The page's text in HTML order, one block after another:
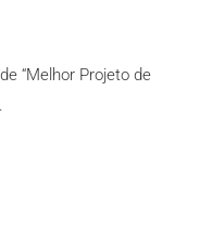
“Melhor Projeto de